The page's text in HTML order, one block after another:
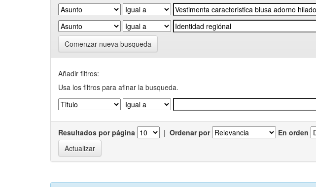
Comenzar nueva busqueda
Añadir filtros:
Usa los filtros para afinar la busqueda.
Resultados por página | Ordenar por En orden